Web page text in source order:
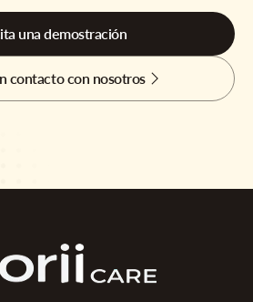
una demostración
contacto con nosotros